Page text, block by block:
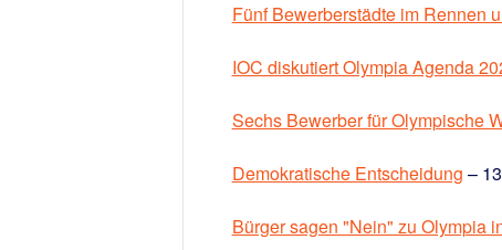
Fünf Bewerberstädte im Rennen
IOC diskutiert Olympia Agenda
Sechs Bewerber für Olympische
Demokratische Entscheidung –
Bürger sagen "Nein" zu Olympia